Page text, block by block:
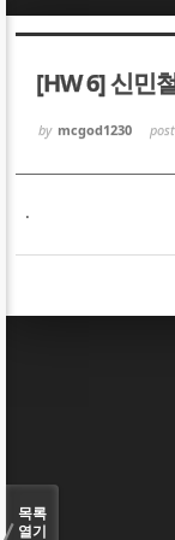
[HW 6] 신민
by mcgod1230
.
목록
열기